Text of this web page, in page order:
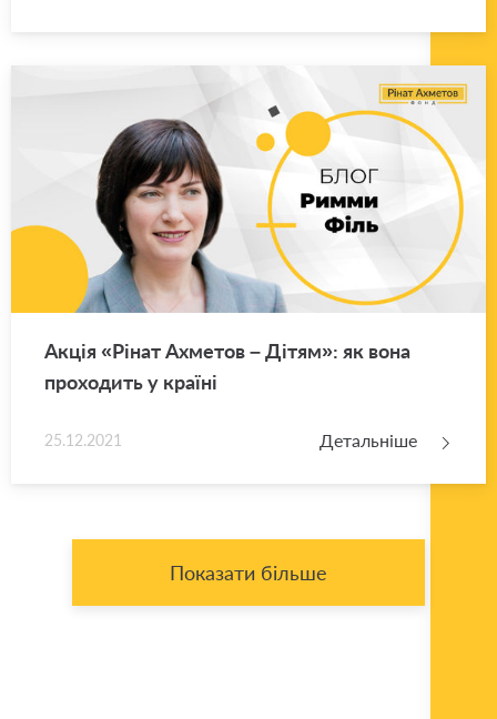
Акція «Рінат Ахме­тов – Дітям»: як вона
про­хо­дить у кра­ї­ні
25.12.2021 Детальніше
Показати більше